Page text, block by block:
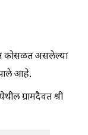
कोसळत असलेल्या
आहे.
ग्रामदैवत श्री